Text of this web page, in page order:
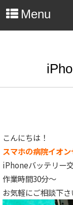
Menu
こんにちは！
スマホの病院イオン
iPhoneバッテリー
作業時間30分～
お気軽にご相談下さ